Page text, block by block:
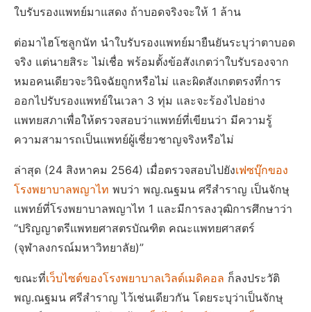
ใบรับรองแพทย์มาแสดง ถ้าบอดจริงจะให้ 1 ล้าน
ต่อมาไฮโซลูกนัท นำใบรับรองแพทย์มายืนยันระบุว่าตาบอด
จริง แต่นายสิระ ไม่เชื่อ พร้อมตั้งข้อสังเกตว่าใบรับรองจาก
หมอคนเดียวจะวินิจฉัยถูกหรือไม่ และผิดสังเกตตรงที่การ
ออกไปรับรองแพทย์ในเวลา 3 ทุ่ม และจะร้องไปอย่าง
แพทยสภาเพื่อให้ตรวจสอบว่าแพทย์ที่เขียนว่า มีความรู้
ความสามารถเป็นแพทย์ผู้เชี่ยวชาญจริงหรือไม่
ล่าสุด (24 สิงหาคม 2564) เมื่อตรวจสอบไปยังเฟซบุ๊กของ
โรงพยาบาลพญาไท พบว่า พญ.ณฐมน ศรีสำราญ เป็นจักษุ
แพทย์ที่โรงพยาบาลพญาไท 1 และมีการลงวุฒิการศึกษาว่า
“ปริญญาตรีแพทยศาสตรบัณฑิต คณะแพทยศาสตร์
(จุฬาลงกรณ์มหาวิทยาลัย)”
ขณะที่เว็บไซต์ของโรงพยาบาลเวิลด์เมดิคอล ก็ลงประวัติ
พญ.ณฐมน ศรีสำราญ ไว้เช่นเดียวกัน โดยระบุว่าเป็นจักษุ